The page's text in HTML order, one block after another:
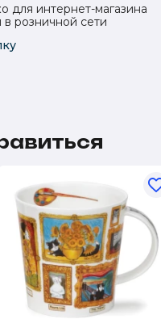
для интернет-магазина
в розничной сети